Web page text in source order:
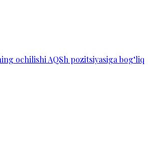
ochilishi AQSh pozitsiyasiga bog‘liq